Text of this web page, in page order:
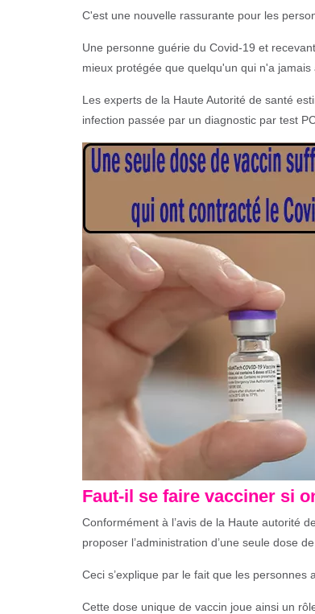
C'est une nouvelle rassurante pour les
Une personne guérie du Covid-19 et
mieux protégée que quelqu'un qui n'a
Les experts de la Haute Autorité de santé
infection passée par un diagnostic par test
Faut-il se faire vacciner si
Conformément à l’avis de la Haute autorité
proposer l’administration d’une seule dose de
Ceci s’explique par le fait que les
Cette dose unique de vaccin joue ainsi un